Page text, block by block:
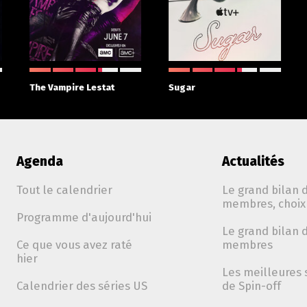
The Vampire Lestat Sugar
Agenda
Tout le calendrier
Programme d'aujourd'hui
Ce que vous avez raté
hier
Calendrier des séries US
Actualités
Le grand bilan
membres,
Le grand bilan
membres
Les meilleures
de Spin-off